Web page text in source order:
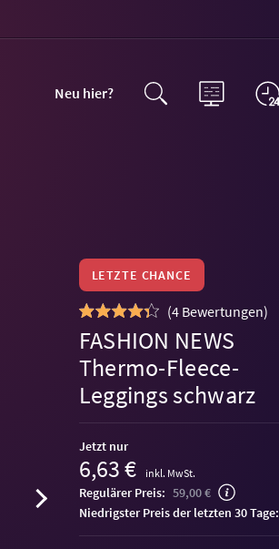
Neu hier?
LETZTE CHANCE
(4 Bewertungen)
FASHION NEWS
Thermo-Fleece-
Leggings schwarz
Jetzt nur
6,63 € inkl. MwSt.
Regulärer Preis: 59,00 €
niedrigster Preis der letzten 30 Tage: